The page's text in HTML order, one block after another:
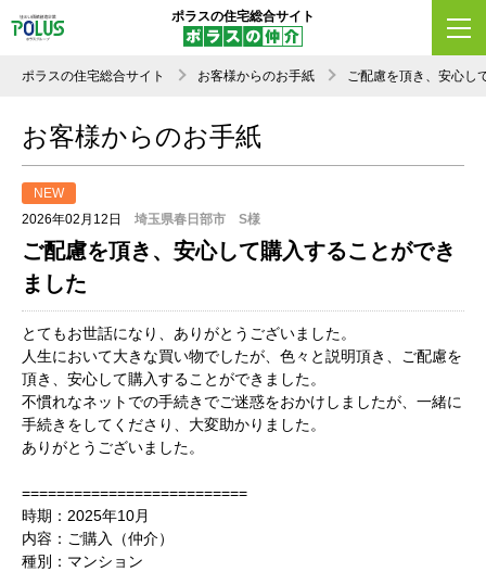
ポラスの住宅総合サイト
ポラスの住宅総合サイト お客様からのお手紙 ご配慮を頂き、安心し
お客様からのお手紙
2026年02月12日 埼玉県春日部市 S様
NEW
ご配慮を頂き、安心して購入することができ
ました
とてもお世話になり、ありがとうございました。
人生において大きな買い物でしたが、色々と説明頂き、ご配慮を
頂き、安心して購入することができました。
不慣れなネットでの手続きでご迷惑をおかけしましたが、一緒に
手続きをしてくださり、大変助かりました。
ありがとうございました。
==========================
時期：2025年10月
内容：ご購入（仲介）
種別：マンション